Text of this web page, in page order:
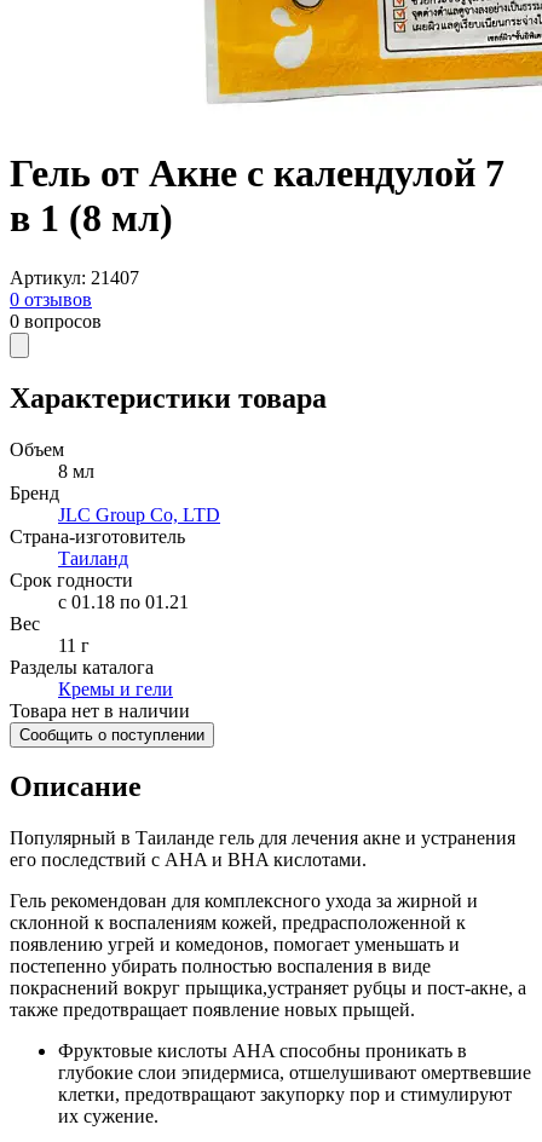
Гель от Акне с календулой 7
в 1 (8 мл)
Артикул: 21407
0 отзывов
0 вопросов
Характеристики товара
Объем
8 мл
Бренд
JLC Group Co, LTD
Страна-изготовитель
Таиланд
Срок годности
c 01.18 по 01.21
Вес
11 г
Разделы каталога
Кремы и гели
Товара нет в наличии
Сообщить о поступлении
Описание
Популярный в Таиланде гель для лечения акне и устранения
его последствий с AHA и BHA кислотами.
Гель рекомендован для комплексного ухода за жирной и
склонной к воспалениям кожей, предрасположенной к
появлению угрей и комедонов, помогает уменьшать и
постепенно убирать полностью воспаления в виде
покраснений вокруг прыщика,устраняет рубцы и пост-акне, а
также предотвращает появление новых прыщей.
Фруктовые кислоты AHA способны проникать в
глубокие слои эпидермиса, отшелушивают омертвевшие
клетки, предотвращают закупорку пор и стимулируют
их сужение.